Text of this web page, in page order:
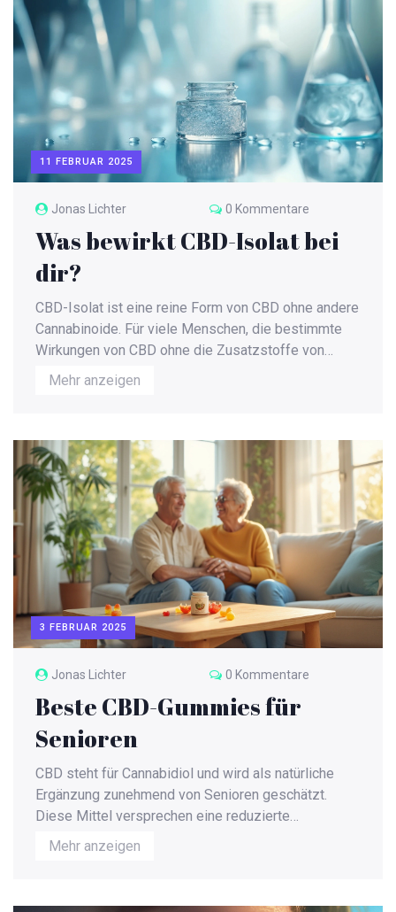
wirkt und welche Wechselwirkungen möglich sind.
Wer sich Klarheit wünscht, ist hier goldrichtig.
11 FEBRUAR 2025
Jonas Lichter 0 Kommentare
Was bewirkt CBD-Isolat bei
dir?
CBD-Isolat ist eine reine Form von CBD ohne andere
Cannabinoide. Für viele Menschen, die bestimmte
Wirkungen von CBD ohne die Zusatzstoffe von
Vollspektrum-Ölen erleben möchten, ist es eine
attraktive Wahl. In diesem Artikel erfährst du, was
decken die Grundlagen ab und geben dir praktische
Tipps zur richtigen Anwendung.
Mehr anzeigen
3 FEBRUAR 2025
Jonas Lichter 0 Kommentare
Beste CBD-Gummies für
Senioren
CBD steht für Cannabidiol und wird als natürliche
Ergänzung zunehmend von Senioren geschätzt.
Diese Mittel versprechen eine reduzierte
Schmerzempfindung, verbesserten Schlaf und
allgemeines Wohlbefinden, was sie zu einer
Mehr anzeigen